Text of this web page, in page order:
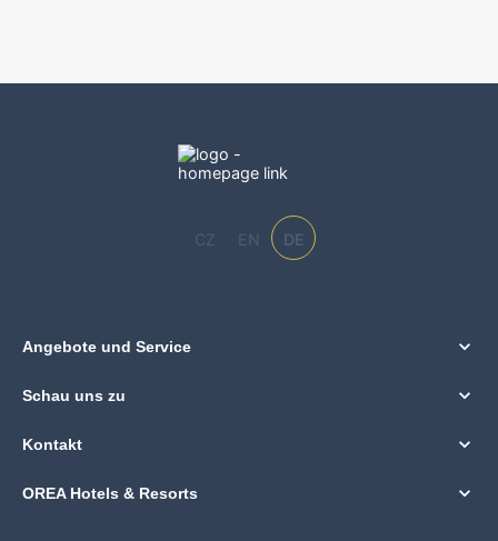
CZ EN DE
Angebote und Service
Schau uns zu
Kontakt
OREA Hotels & Resorts